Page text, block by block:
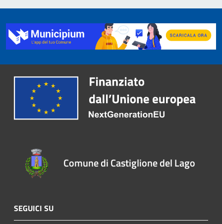
Comune di Castiglione del Lago
SEGUICI SU